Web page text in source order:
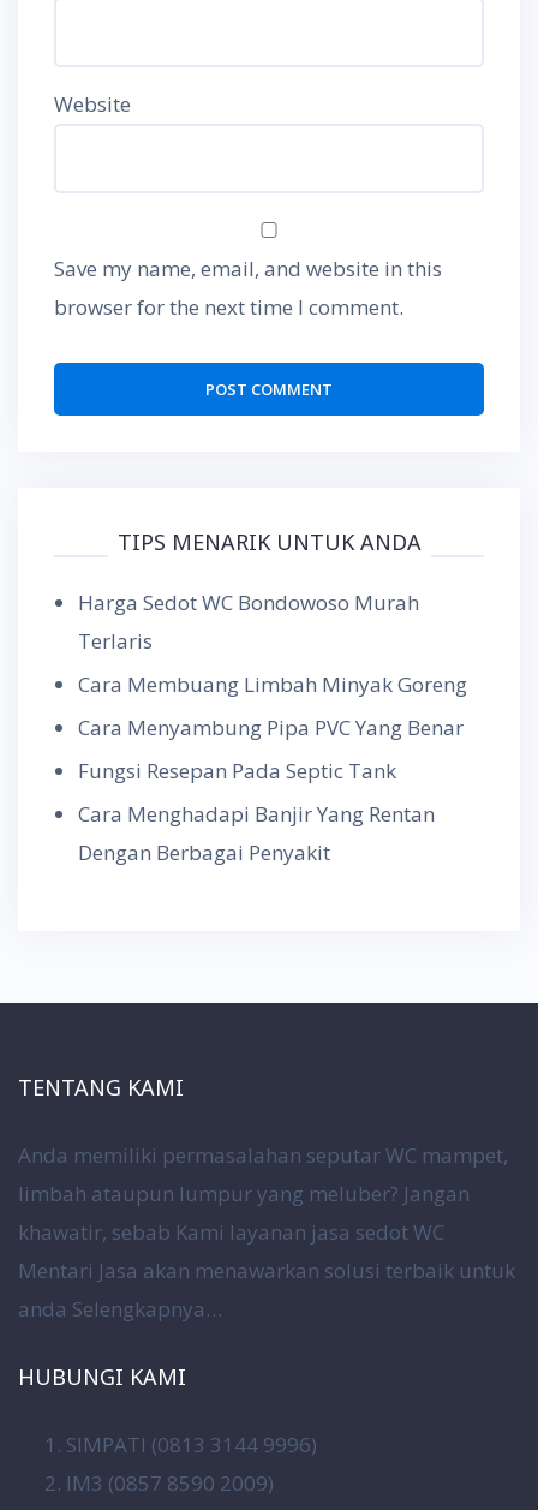
Website
Save my name, email, and website in this
browser for the next time I comment.
TIPS MENARIK UNTUK ANDA
Harga Sedot WC Bondowoso Murah
Terlaris
Cara Membuang Limbah Minyak Goreng
Cara Menyambung Pipa PVC Yang Benar
Fungsi Resepan Pada Septic Tank
Cara Menghadapi Banjir Yang Rentan
Dengan Berbagai Penyakit
TENTANG KAMI
Anda memiliki permasalahan seputar WC mampet,
limbah ataupun lumpur yang meluber? Jangan
khawatir, sebab Kami layanan jasa sedot WC
Mentari Jasa akan menawarkan solusi terbaik untuk
anda Selengkapnya…
HUBUNGI KAMI
SIMPATI (0813 3144 9996)
IM3 (0857 8590 2009)